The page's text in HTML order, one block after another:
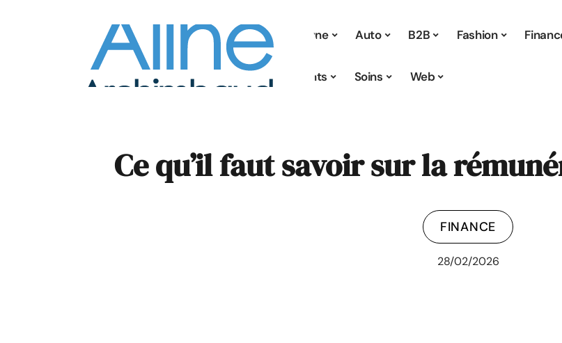
À la une Auto B2B Fashion
Parents Soins Web
Ce qu’il faut savoir sur la
FINANCE
28/02/2026